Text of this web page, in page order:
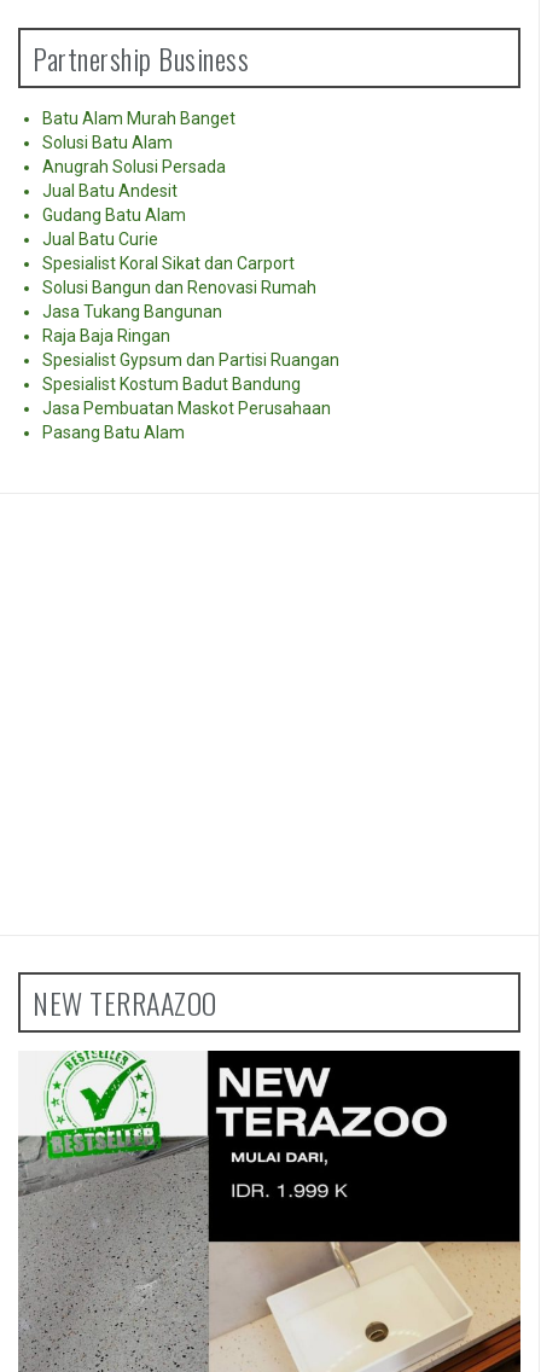
Partnership Business
Batu Alam Murah Banget
Solusi Batu Alam
Anugrah Solusi Persada
Jual Batu Andesit
Gudang Batu Alam
Jual Batu Curie
Spesialist Koral Sikat dan Carport
Solusi Bangun dan Renovasi Rumah
Jasa Tukang Bangunan
Raja Baja Ringan
Spesialist Gypsum dan Partisi Ruangan
Spesialist Kostum Badut Bandung
Jasa Pembuatan Maskot Perusahaan
Pasang Batu Alam
NEW TERRAAZOO